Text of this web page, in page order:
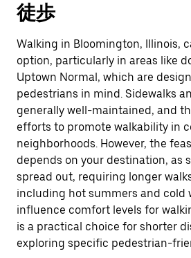
徒歩
Walking in Bloomington, Illinois,
option, particularly in areas like
Uptown Normal, which are
pedestrians in mind. Sidewalks
generally well-maintained, and
efforts to promote walkability in
neighborhoods. However, the
depends on your destination, as
spread out, requiring longer
including hot summers and cold
influence comfort levels for
is a practical choice for shorter
exploring specific pedestrian-